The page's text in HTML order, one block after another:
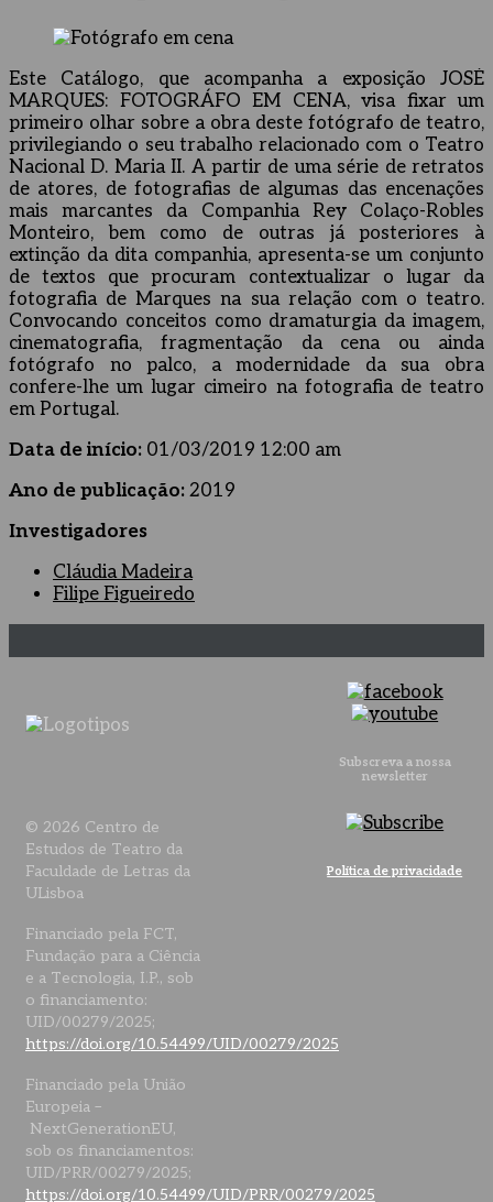
Este Catálogo, que acompanha a exposição JOSÉ
MARQUES: FOTOGRÁFO EM CENA, visa fixar um
primeiro olhar sobre a obra deste fotógrafo de teatro,
privilegiando o seu trabalho relacionado com o Teatro
Nacional D. Maria II. A partir de uma série de retratos
de atores, de fotografias de algumas das encenações
mais marcantes da Companhia Rey Colaço-Robles
Monteiro, bem como de outras já posteriores à
extinção da dita companhia, apresenta-se um conjunto
de textos que procuram contextualizar o lugar da
fotografia de Marques na sua relação com o teatro.
Convocando conceitos como dramaturgia da imagem,
cinematografia, fragmentação da cena ou ainda
fotógrafo no palco, a modernidade da sua obra
confere-lhe um lugar cimeiro na fotografia de teatro
em Portugal.
Data de início: 01/03/2019 12:00 am
Ano de publicação: 2019
Investigadores
Cláudia Madeira
Filipe Figueiredo
© 2026 Centro de
Estudos de Teatro da
Faculdade de Letras da
ULisboa
Financiado pela FCT,
Fundação para a Ciência
e a Tecnologia, I.P., sob
o financiamento:
UID/00279/2025;
https://doi.org/10.54499/UID/00279/2025
Financiado pela União
Europeia –
NextGenerationEU,
sob os financiamentos:
UID/PRR/00279/2025;
https://doi.org/10.54499/UID/PRR/00279/2025
Subscreva a nossa
newsletter
Política de privacidade